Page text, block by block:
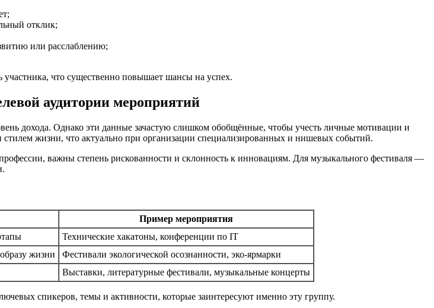
отклик;
или расслаблению;
участника, что существенно повышает шансы на успех.
аудитории мероприятий
дохода. Однако эти данные зачастую слишком обобщённые, чтобы учесть личные мотивации и
жизни, что актуально при организации специализированных и нишевых событий.
важны степень рискованности и склонность к инновациям. Для музыкального фестиваля —
Пример мероприятия
Технические хакатоны, конференции по IT
жизни
Фестивали экологической осознанности, эко-ярмарки
Выставки, литературные фестивали, музыкальные концерты
спикеров, темы и активности, которые заинтересуют именно эту группу.